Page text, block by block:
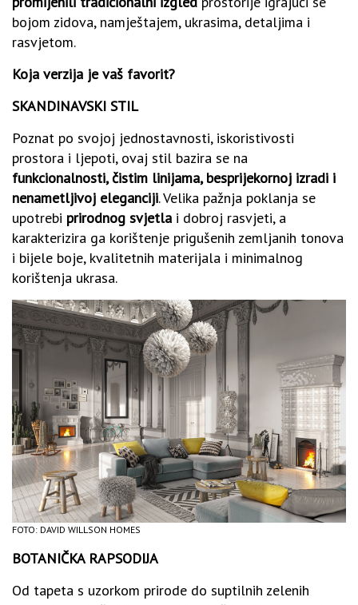
bojom zidova, namještajem, ukrasima, detaljima i
rasvjetom.
Koja verzija je vaš favorit?
SKANDINAVSKI STIL
Poznat po svojoj jednostavnosti, iskoristivosti
prostora i ljepoti, ovaj stil bazira se na
funkcionalnosti, čistim linijama, besprijekornoj izradi i
nenametljivoj eleganciji. Velika pažnja poklanja se
upotrebi prirodnog svjetla i dobroj rasvjeti, a
karakterizira ga korištenje prigušenih zemljanih tonova
i bijele boje, kvalitetnih materijala i minimalnog
korištenja ukrasa.
FOTO: DAVID WILLSON HOMES
BOTANIČKA RAPSODIJA
Od tapeta s uzorkom prirode do suptilnih zelenih